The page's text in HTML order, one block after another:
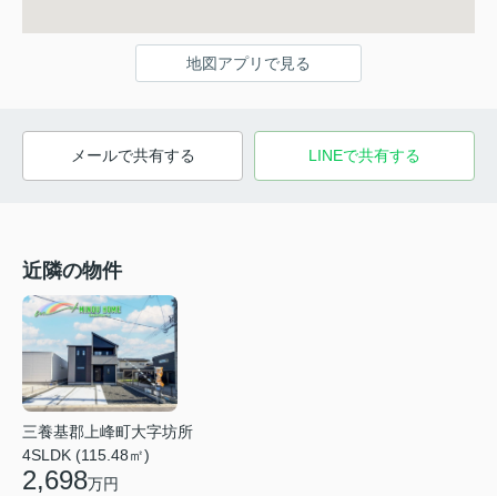
地図アプリで見る
メールで共有する LINEで共有する
近隣の物件
三養基郡上峰町大字坊所
4SLDK (115.48㎡)
2,698万円